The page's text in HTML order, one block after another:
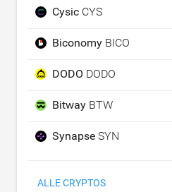
Cysic CYS
Biconomy BICO
DODO DODO
Bitway BTW
Synapse SYN
ALLE CRYPTOS